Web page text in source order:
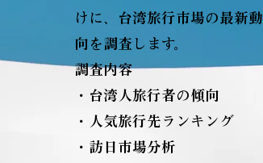
けに、台湾旅行市場の最新動
向を調査します。
調査内容
・台湾人旅行者の傾向
・人気旅行先ランキング
・訪日市場分析